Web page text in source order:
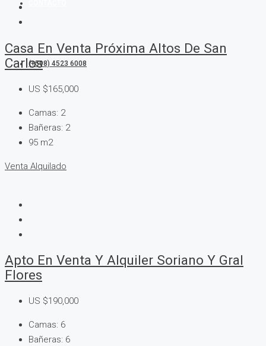
(+598) 4523 6008
Casa En Venta Próxima Altos De San
Carlos
US $165,000
Camas: 2
Bañeras: 2
95 m2
Venta Alquilado
Apto En Venta Y Alquiler Soriano Y Gral
Flores
US $190,000
Camas: 6
Bañeras: 6